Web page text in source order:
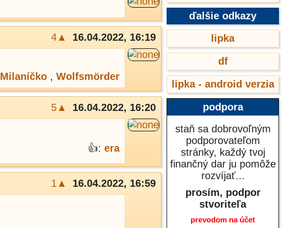
4▲
16.04.2022, 16:19
Milaníčko , Wolfsmörder
5▲ 16.04.2022, 16:20
👍: era
1▲
16.04.2022, 16:59
ďalšie odkazy
lipka
df
lipka - android verzia
podpora
staň sa dobrovoľným
podporovateľom
stránky, každý tvoj
finančný dar ju pomôže
rozvíjať...
prosím, podpor
stvoriteľa
prevodom na účet